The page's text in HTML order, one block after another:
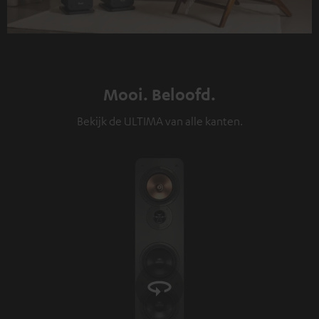
Mooi. Beloofd.
Bekijk de ULTIMA van alle kanten.